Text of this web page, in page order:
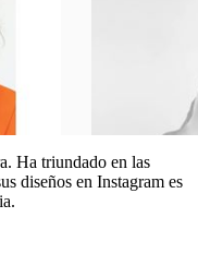
Ha triundado en las
diseños en Instagram es